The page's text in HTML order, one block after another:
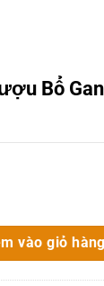
Bổ
Kingphar 8
vào giỏ hàng